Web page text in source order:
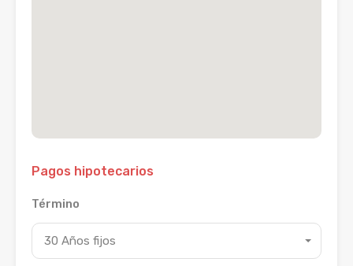
Pagos hipotecarios
Término
30 Años fijos